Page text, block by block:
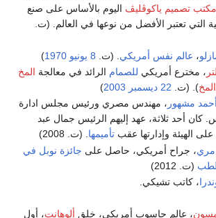
مكتب تصميم ياكوڤليڤ اليوم بالأساس على صنع
التي تعتبر الأفضل من نوعها في العالم. (ت.
، عالم نفس أمريكي . (ت. 8 يونيو 1970
)
، مخترع أمريكي للصمام الرائد في معالجة المخ
). (ت. 22 ديسمبر 2003
)
مشهور ، مهندس مصري ورئيس مجلس ادارة
كان أحد ثلاثة، عهد إليهم الرئيس جمال عبد
على الهيئة وإدارتها عقبتأميمها. (ت. 2008)
، جراح أمريكي، حاصل على جائزة نوبل في
(ت. 2012)
، كاتب تشيكي.
، عالم حاسوب أمريكي، خلق ألوهانت، أول